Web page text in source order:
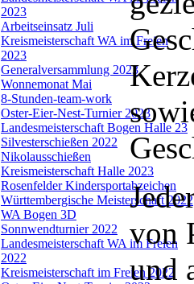
2023
Arbeitseinsatz Juli
Kreismeisterschaft WA im Freien
2023
Generalversammlung 2023
Wonnemonat Mai
8-Stunden-team-work
Oster-Eier-Nest-Turnier 2023
Landesmeisterschaft Bogen Halle 23
Silvesterschießen 2022
Nikolausschießen
Kreismeisterschaft Halle 2023
Rosenfelder Kindersportabzeichen
Württembergische Meisterschaft 2022
WA Bogen 3D
Sonnwendturnier 2022
Landesmeisterschaft WA im Freien
2022
Kreismeisterschaft im Freien 2022
von
und